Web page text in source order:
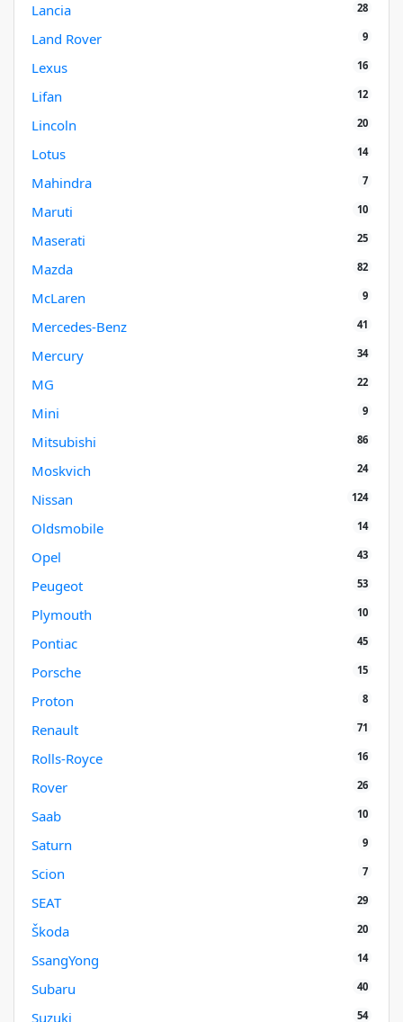
Lancia 28
Land Rover 9
Lexus 16
Lifan 12
Lincoln 20
Lotus 14
Mahindra 7
Maruti 10
Maserati 25
Mazda 82
McLaren 9
Mercedes-Benz 41
Mercury 34
MG 22
Mini 9
Mitsubishi 86
Moskvich 24
Nissan 124
Oldsmobile 14
Opel 43
Peugeot 53
Plymouth 10
Pontiac 45
Porsche 15
Proton 8
Renault 71
Rolls-Royce 16
Rover 26
Saab 10
Saturn 9
Scion 7
SEAT 29
Škoda 20
SsangYong 14
Subaru 40
Suzuki 54